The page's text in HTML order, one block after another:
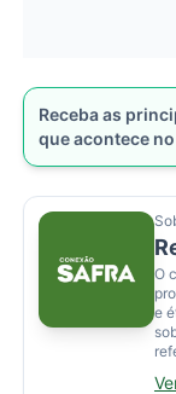
Receba as
que acontece
O
e